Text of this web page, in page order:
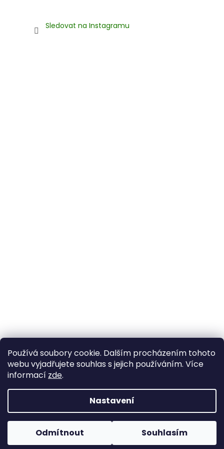
Používá soubory cookie. Dalším procházením tohoto
webu vyjadřujete souhlas s jejich používáním. Více
informací zde.
Nastavení
Odmítnout Souhlasím
Pokud u nás nenajdete konkrétní produkt, neváhejte se
ozvat. Ve většině případů jej můžeme zajistit na
Sledovat na Instagramu
Vytvořil Shoptet
Copyright 2026Horse life . Všechna práva vyhrazena.